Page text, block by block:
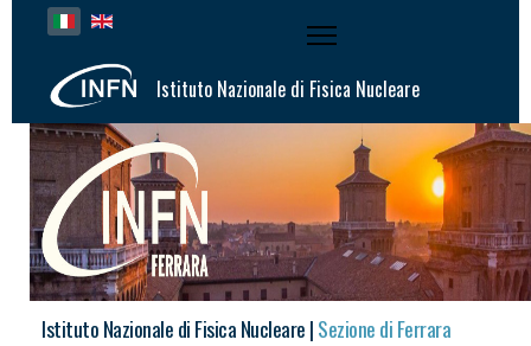
Seleziona la tua lingua
Istituto Nazionale di Fisica Nucleare
Istituto Nazionale di Fisica Nucleare |Sezione di Ferrara